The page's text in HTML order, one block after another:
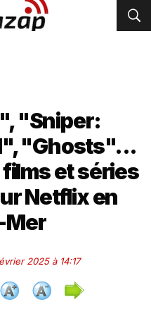
"Sniper:
"Ghosts"...
et séries
Netflix en
Mer
2025 à 14:17